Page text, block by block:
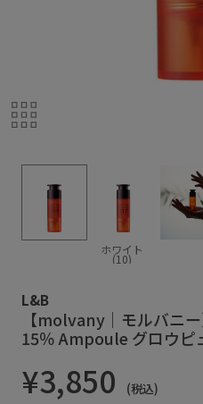
ホワイト
(10)
L&B
【molvany｜モルバニ
15％ Ampoule グロウピ
¥3,850 (税込)